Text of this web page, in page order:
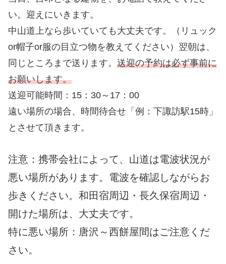
い。迎えにいきます。
中山道上なら歩いていても大丈夫です。（リュック
or帽子or服の目立つ物を教えてください）翌朝は、
同じところまで送ります。 送迎の予約は必ず事前に
お願いします。
送迎可能時間：15：30～17：00
遠い場所の場合、時間待合せ「例：下諏訪駅15時」
とさせて頂きます。
注意：携帯会社によって、山道は電波状況が
悪い場所があります。電波を確認しながらお
歩きください。和田宿周辺・長久保宿周辺・
開けた場所は、大丈夫です。
特に悪い場所：唐沢～西餅屋間はご注意くだ
さい。